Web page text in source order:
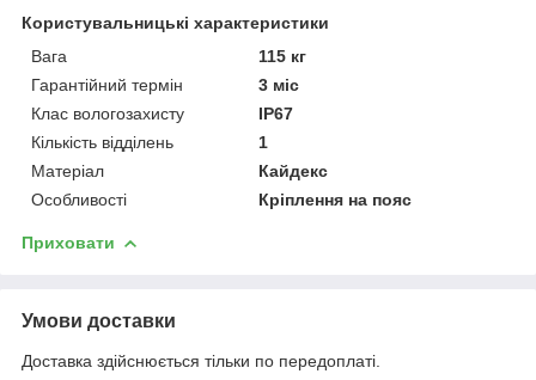
Користувальницькі характеристики
Вага
115 кг
Гарантійний термін
3 міс
Клас вологозахисту
IP67
Кількість відділень
1
Матеріал
Кайдекс
Особливості
Кріплення на пояс
Приховати
Умови доставки
Доставка здійснюється тільки по передоплаті.